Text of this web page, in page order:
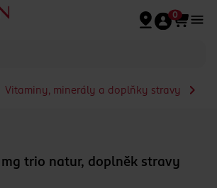
0
Vitaminy, minerály a doplňky stravy
trio natur, doplněk stravy